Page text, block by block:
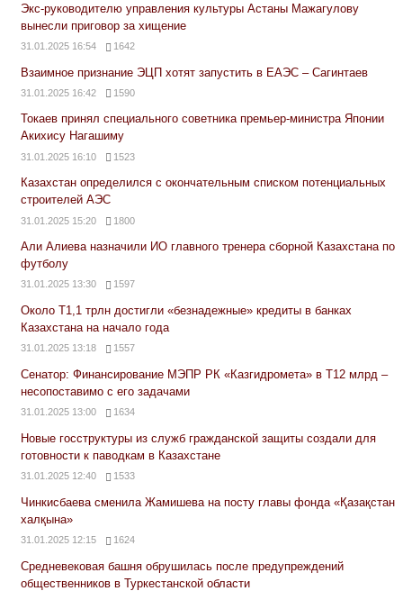
Экс-руководителю управления культуры Астаны Мажагулову
вынесли приговор за хищение
31.01.2025 16:54 1642
Взаимное признание ЭЦП хотят запустить в ЕАЭС – Сагинтаев
31.01.2025 16:42 1590
Токаев принял специального советника премьер-министра Японии
Акихису Нагашиму
31.01.2025 16:10 1523
Казахстан определился с окончательным списком потенциальных
строителей АЭС
31.01.2025 15:20 1800
Али Алиева назначили ИО главного тренера сборной Казахстана по
футболу
31.01.2025 13:30 1597
Около Т1,1 трлн достигли «безнадежные» кредиты в банках
Казахстана на начало года
31.01.2025 13:18 1557
Сенатор: Финансирование МЭПР РК «Казгидромета» в Т12 млрд –
несопоставимо с его задачами
31.01.2025 13:00 1634
Новые госструктуры из служб гражданской защиты создали для
готовности к паводкам в Казахстане
31.01.2025 12:40 1533
Чинкисбаева сменила Жамишева на посту главы фонда «Қазақстан
халқына»
31.01.2025 12:15 1624
Средневековая башня обрушилась после предупреждений
общественников в Туркестанской области